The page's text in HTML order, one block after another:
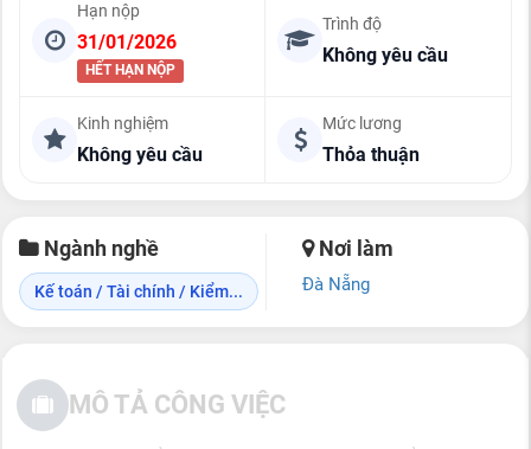
Hạn nộp
31/01/2026
HẾT HẠN NỘP
Trình độ
Không yêu cầu
Kinh nghiệm
Không yêu cầu
Mức lương
Thỏa thuận
Ngành nghề
Kế toán / Tài chính / Kiểm...
Nơi làm
Đà Nẵng
MÔ TẢ CÔNG VIỆC